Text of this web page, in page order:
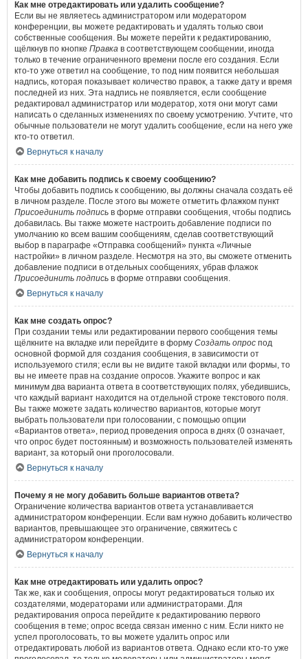
Как мне отредактировать или удалить сообщение?
Если вы не являетесь администратором или модератором
конференции, вы можете редактировать и удалять только свои
собственные сообщения. Вы можете перейти к редактированию,
щёлкнув по кнопке Правка в соответствующем сообщении, иногда
только в течение ограниченного времени после его создания. Если
кто-то уже ответил на сообщение, то под ним появится небольшая
надпись, которая показывает количество правок, а также дату и время
последней из них. Эта надпись не появляется, если сообщение
редактировал администратор или модератор, хотя они могут сами
написать о сделанных изменениях по своему усмотрению. Учтите, что
обычные пользователи не могут удалить сообщение, если на него уже
кто-то ответил.
Вернуться к началу
Как мне добавить подпись к своему сообщению?
Чтобы добавить подпись к сообщению, вы должны сначала создать её
в личном разделе. После этого вы можете отметить флажком пункт
Присоединить подпись в форме отправки сообщения, чтобы подпись
добавилась. Вы также можете настроить добавление подписи по
умолчанию ко всем вашим сообщениям, сделав соответствующий
выбор в параграфе «Отправка сообщений» пункта «Личные
настройки» в личном разделе. Несмотря на это, вы сможете отменить
добавление подписи в отдельных сообщениях, убрав флажок
Присоединить подпись в форме отправки сообщения.
Вернуться к началу
Как мне создать опрос?
При создании темы или редактировании первого сообщения темы
щёлкните на вкладке или перейдите в форму Создать опрос под
основной формой для создания сообщения, в зависимости от
используемого стиля; если вы не видите такой вкладки или формы, то
вы не имеете прав на создание опросов. Укажите вопрос и как
минимум два варианта ответа в соответствующих полях, убедившись,
что каждый вариант находится на отдельной строке текстового поля.
Вы также можете задать количество вариантов, которые могут
выбрать пользователи при голосовании, с помощью опции
«Вариантов ответа», период проведения опроса в днях (0 означает,
что опрос будет постоянным) и возможность пользователей изменять
вариант, за который они проголосовали.
Вернуться к началу
Почему я не могу добавить больше вариантов ответа?
Ограничение количества вариантов ответа устанавливается
администратором конференции. Если вам нужно добавить количество
вариантов, превышающее это ограничение, свяжитесь с
администратором конференции.
Вернуться к началу
Как мне отредактировать или удалить опрос?
Так же, как и сообщения, опросы могут редактироваться только их
создателями, модераторами или администраторами. Для
редактирования опроса перейдите к редактированию первого
сообщения в теме; опрос всегда связан именно с ним. Если никто не
успел проголосовать, то вы можете удалить опрос или
отредактировать любой из вариантов ответа. Однако если кто-то уже